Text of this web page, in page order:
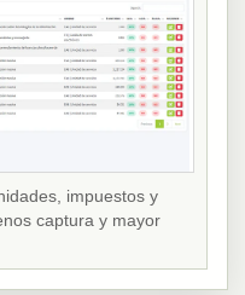
impuestos y
captura y mayor